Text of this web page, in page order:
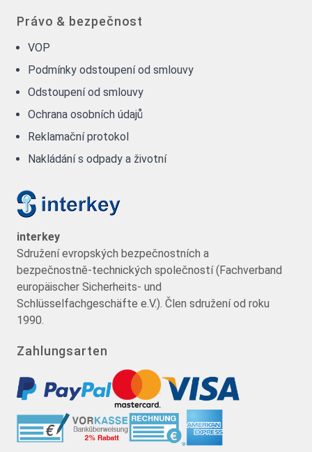
Právo & bezpečnost
VOP
Podmínky odstoupení od smlouvy
Odstoupení od smlouvy
Ochrana osobních údajů
Reklamační protokol
Nakládání s odpady a životní
interkey
Sdružení evropských bezpečnostních a
bezpečnostně-technických společností (Fachverband
europäischer Sicherheits- und
Schlüsselfachgeschäfte e.V.). Člen sdružení od roku
1990.
Zahlungsarten